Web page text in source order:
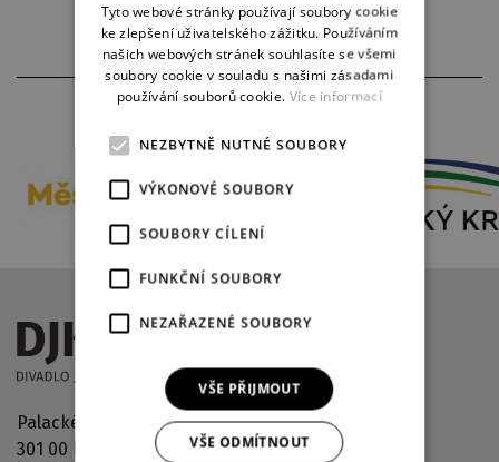
PARTNEŘI DIVADLA
Palackého náměstí 2971/30
301 00 Plzeň
GERMAN
Tyto webové stránky používají soubory cookie
ke zlepšení uživatelského zážitku. Používáním
našich webových stránek souhlasíte se všemi
soubory cookie v souladu s našimi zásadami
používání souborů cookie. Více informací
NEZBYTNĚ NUTNÉ SOUBORY
VÝKONOVÉ SOUBORY
SOUBORY CÍLENÍ
FUNKČNÍ SOUBORY
NEZAŘAZENÉ SOUBORY
VŠE PŘIJMOUT
VŠE ODMÍTNOUT